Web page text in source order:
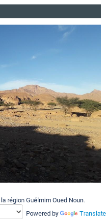
région Guélmim Oued Noun.
Powered by
Translate